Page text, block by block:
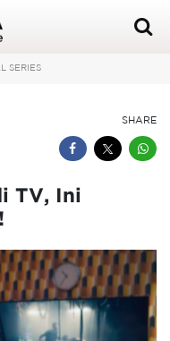
SERIES
SHARE
TV, Ini